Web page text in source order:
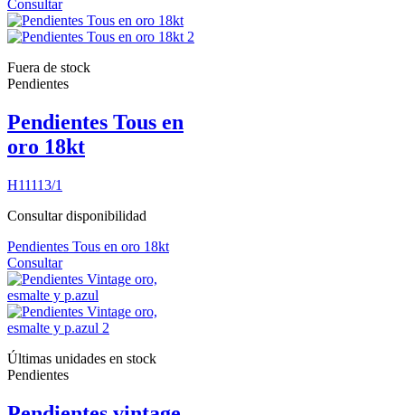
Consultar
Fuera de stock
Pendientes
Pendientes Tous en
oro 18kt
H11113/1
Consultar disponibilidad
Pendientes Tous en oro 18kt
Consultar
Últimas unidades en stock
Pendientes